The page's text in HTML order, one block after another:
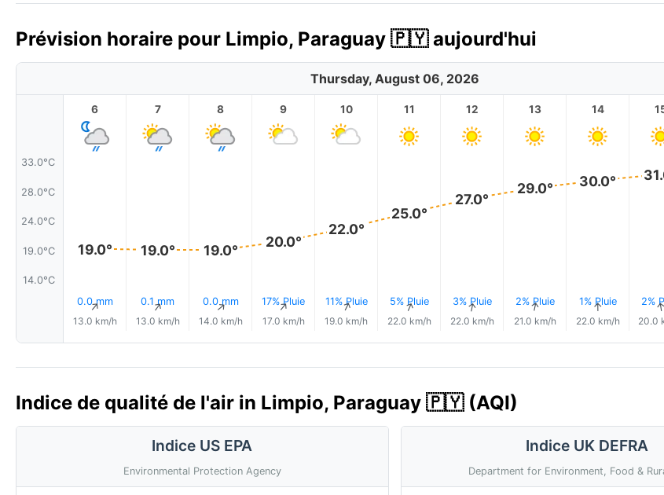
Prévision horaire pour Limpio, Paraguay 🇵🇾 aujourd'hui
Thursday, August 06, 2026
33.0°C
28.0°C
24.0°C
19.0°C
14.0°C
6
19.0°
0.0 mm
↑
13.0 km/h
7
19.0°
0.1 mm
↑
13.0 km/h
8
19.0°
0.0 mm
↑
14.0 km/h
9
20.0°
17% Pluie
↑
17.0 km/h
10
22.0°
11% Pluie
↑
19.0 km/h
11
25.0°
5% Pluie
↑
22.0 km/h
12
27.0°
3% Pluie
↑
22.0 km/h
13
29.0°
2% Pluie
↑
21.0 km/h
14
30.0°
1% Pluie
↑
22.0 km/h
2%
20.0
Indice de qualité de l'air in Limpio, Paraguay 🇵🇾 (AQI)
Indice US EPA
Environmental Protection Agency
Indice UK DEFRA
Department for Environment, Food &